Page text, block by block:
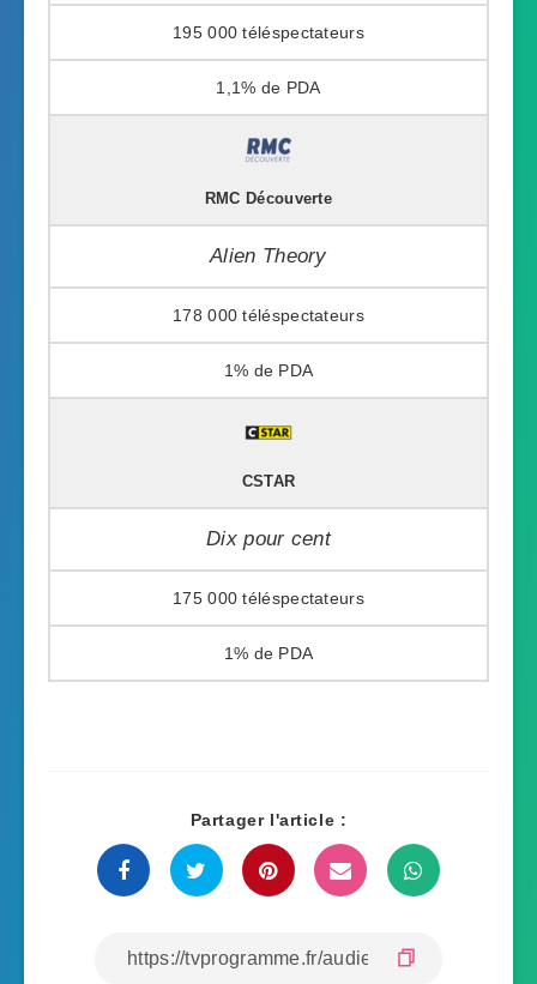
195 000
1,1%
RMC Découverte
Alien Theory
178 000
1%
CSTAR
Dix pour cent
175 000
1%
Partager l'article :